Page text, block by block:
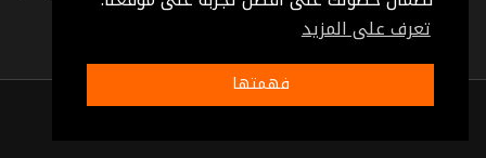
تعرف على المزيد
فهمتها
(1:17:15)